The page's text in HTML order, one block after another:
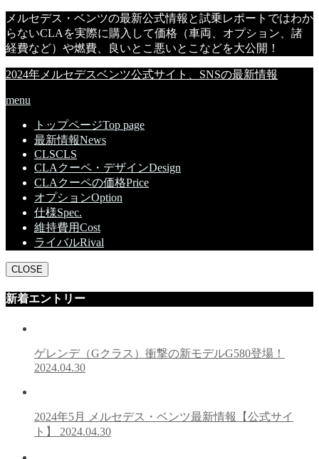
メルセデス・ベンツの最新公式情報と試乗レポートではわか
らないCLAを実際に購入して価格（車両、オプション、諸
経費など）や燃費、良いとこ悪いとこなどを大公開！
2024年メルセデスベンツ公式サイト、SNSの最新情報
menu
トップページTop page
最新情報News
CLSCLS
CLAクーペ・デザインDesign
CLAクーペの価格Price
オプションOption
仕様Spec.
維持費用Cost
ライバルRival
CLOSE
新着エントリー
ゲレンデ（Gクラス）衝撃の新モデルG580登場！
2024.04.30
2024年5月 メルセデス・ベンツ最新情報【公式サイ
ト】 2024.04.30